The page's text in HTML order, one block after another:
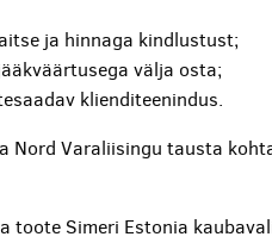
ja hinnaga kindlustust;
välja osta;
klienditeenindus.
Nord Varaliisingu tausta
toote Simeri Estonia